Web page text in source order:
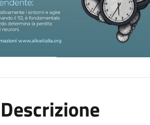
Descrizione